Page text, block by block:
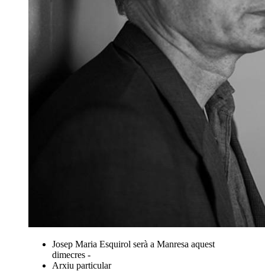
Josep Maria Esquirol serà a Manresa aquest
dimecres -
Arxiu particular